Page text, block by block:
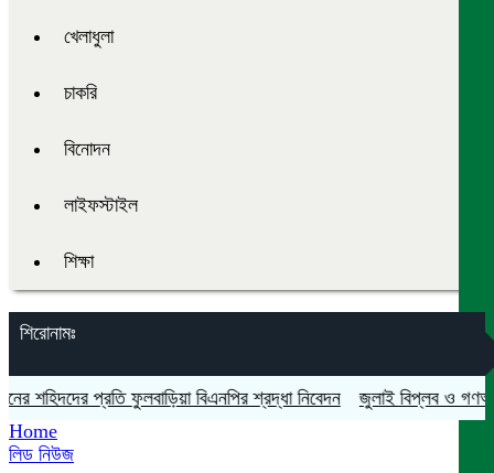
খেলাধুলা
চাকরি
বিনোদন
লাইফস্টাইল
শিক্ষা
শিরোনামঃ
প্রতি ফুলবাড়িয়া বিএনপির শ্রদ্ধা নিবেদন জুলাই বিপ্লব ও
Home
লিড নিউজ